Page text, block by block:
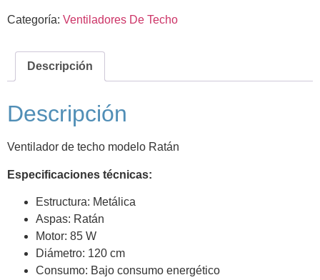
Categoría: Ventiladores De Techo
Descripción
Descripción
Ventilador de techo modelo Ratán
Especificaciones técnicas:
Estructura: Metálica
Aspas: Ratán
Motor: 85 W
Diámetro: 120 cm
Consumo: Bajo consumo energético